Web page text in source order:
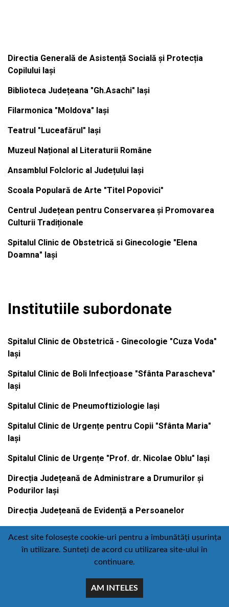
Directia Generală de Asistență Socială și Protecția
Copilului Iași
Biblioteca Județeana "Gh.Asachi" Iași
Filarmonica "Moldova" Iași
Teatrul "Luceafărul" Iași
Muzeul Național al Literaturii Române
Ansamblul Folcloric al Județului Iași
Scoala Populară de Arte "Titel Popovici"
Centrul Județean pentru Conservarea și Promovarea
Culturii Tradiționale
Spitalul Clinic de Obstetrică si Ginecologie "Elena
Doamna" Iași
Institutiile subordonate
Spitalul Clinic de Obstetrică - Ginecologie "Cuza Voda"
Iași
Spitalul Clinic de Boli Infecțioase "Sfânta Parascheva"
Iași
Spitalul Clinic de Pneumoftiziologie Iași
Spitalul Clinic de Urgențe pentru Copii "Sfânta Maria"
Iași
Spitalul Clinic de Urgențe "Prof. dr. Nicolae Oblu" Iași
Direcția Județeană de Administrare a Drumurilor și
Podurilor Iași
Direcția Județeană de Evidență a Persoanelor
Contact Politică de confidențialitate
:
comunicare@icc.ro
Acest site folosește cookie-uri pentru a îmbunătăți ușurința
în utilizare. Sunteți de acord cu utilizarea site-ului în
continuare.
AM INTELES